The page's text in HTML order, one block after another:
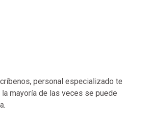
personal especializado te
la mayoría de las veces se puede